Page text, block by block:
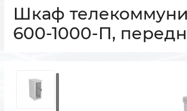
Шкаф
600-1000-П,